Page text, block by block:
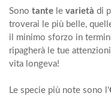
Sono tante le varietà di
troverai le più belle,
il minimo sforzo in
ripagherà le tue
vita longeva!
Le specie più note sono l'